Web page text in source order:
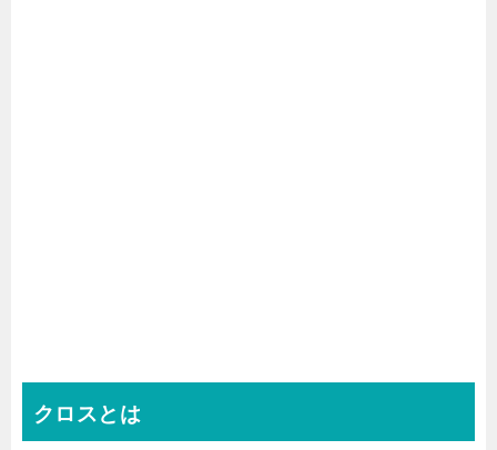
クロスとは